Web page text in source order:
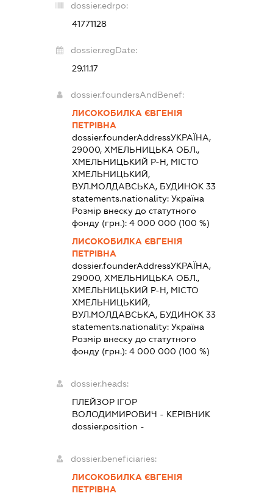
dossier.edrpo:
41771128
dossier.regDate:
29.11.17
dossier.foundersAndBenef:
ЛИСОКОБИЛКА ЄВГЕНІЯ
ПЕТРІВНА
dossier.founderAddressУКРАЇНА,
29000, ХМЕЛЬНИЦЬКА ОБЛ.,
ХМЕЛЬНИЦЬКИЙ Р-Н, МІСТО
ХМЕЛЬНИЦЬКИЙ,
ВУЛ.МОЛДАВСЬКА, БУДИНОК 33
statements.nationality:Україна
Розмір внеску до статутного
фонду (грн.):4 000 000 (100 %)
ЛИСОКОБИЛКА ЄВГЕНІЯ
ПЕТРІВНА
dossier.founderAddressУКРАЇНА,
29000, ХМЕЛЬНИЦЬКА ОБЛ.,
ХМЕЛЬНИЦЬКИЙ Р-Н, МІСТО
ХМЕЛЬНИЦЬКИЙ,
ВУЛ.МОЛДАВСЬКА, БУДИНОК 33
statements.nationality:Україна
Розмір внеску до статутного
фонду (грн.):4 000 000 (100 %)
dossier.heads:
ПЛЕЙЗОР ІГОР
ВОЛОДИМИРОВИЧ - КЕРІВНИК
dossier.position -
dossier.beneficiaries:
ЛИСОКОБИЛКА ЄВГЕНІЯ
ПЕТРІВНА